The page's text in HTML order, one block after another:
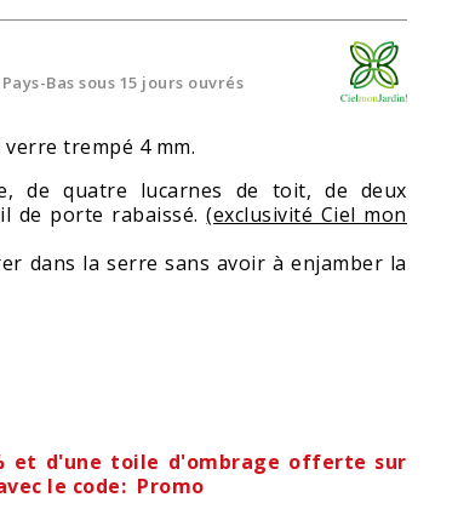
Bas sous 15 jours ouvrés
trempé 4 mm.
de quatre lucarnes de toit, de deux
de porte rabaissé.(exclusivité Ciel mon
dans la serre sans avoir à enjamber la
et d'une toile d'ombrage offerte sur
le code: Promo